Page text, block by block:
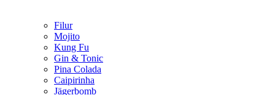
Filur
Mojito
Kung Fu
Gin & Tonic
Pina Colada
Caipirinha
Jägerbomb